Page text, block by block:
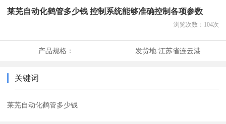
莱芜自动化鹤管多少钱 控制系统能够准确控制各项参数
浏览次数： 104次
产品规格： 发货地:江苏省连云港
关键词
莱芜自动化鹤管多少钱